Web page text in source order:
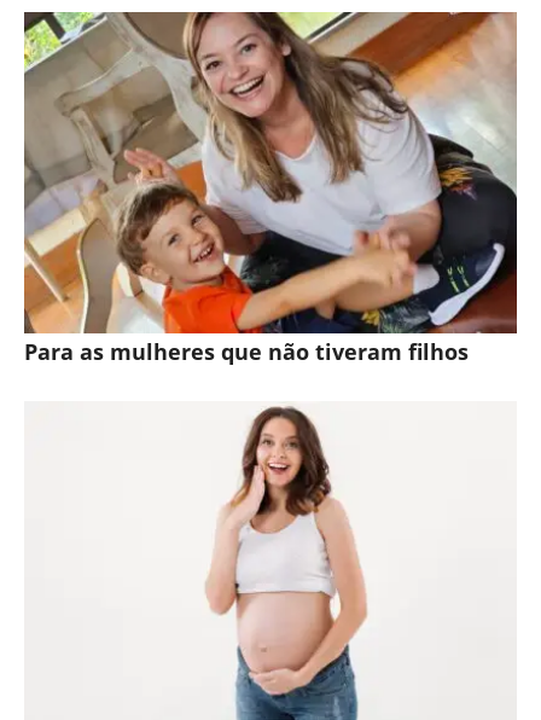
Para as mulheres que não tiveram filhos